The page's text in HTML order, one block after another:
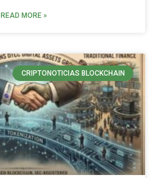
READ MORE »
CRIPTONOTICIAS BLOCKCHAIN